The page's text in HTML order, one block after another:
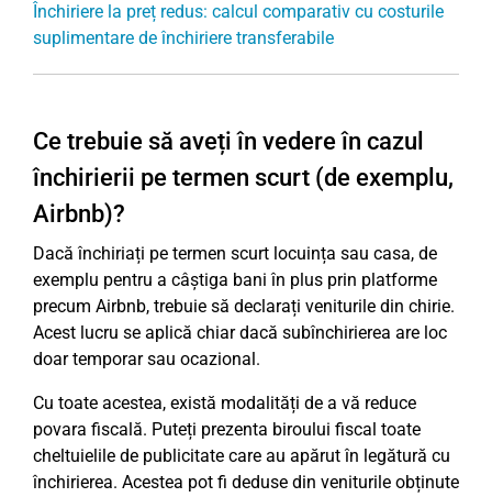
Închiriere la preț redus: calcul comparativ cu costurile
suplimentare de închiriere transferabile
Ce trebuie să aveți în vedere în cazul
închirierii pe termen scurt (de exemplu,
Airbnb)?
Dacă închiriați pe termen scurt locuința sau casa, de
exemplu pentru a câștiga bani în plus prin platforme
precum Airbnb, trebuie să declarați veniturile din chirie.
Acest lucru se aplică chiar dacă subînchirierea are loc
doar temporar sau ocazional.
Cu toate acestea, există modalități de a vă reduce
povara fiscală. Puteți prezenta biroului fiscal toate
cheltuielile de publicitate care au apărut în legătură cu
închirierea. Acestea pot fi deduse din veniturile obținute